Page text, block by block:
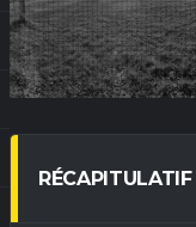
RÉCAPITULATIF